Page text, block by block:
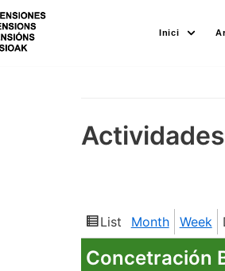
Inici
View
as
List Month Week
Concetración